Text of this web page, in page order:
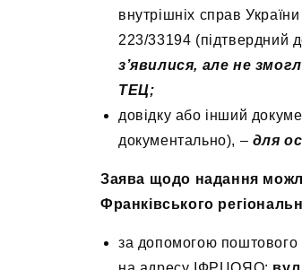
внутрішніх справ
223/33194 (підтвердний
з’явилися, але не
ТЕЦ;
довідку або інший
документально), – для
Заява щодо надання
Франківського
за допомогою поштового